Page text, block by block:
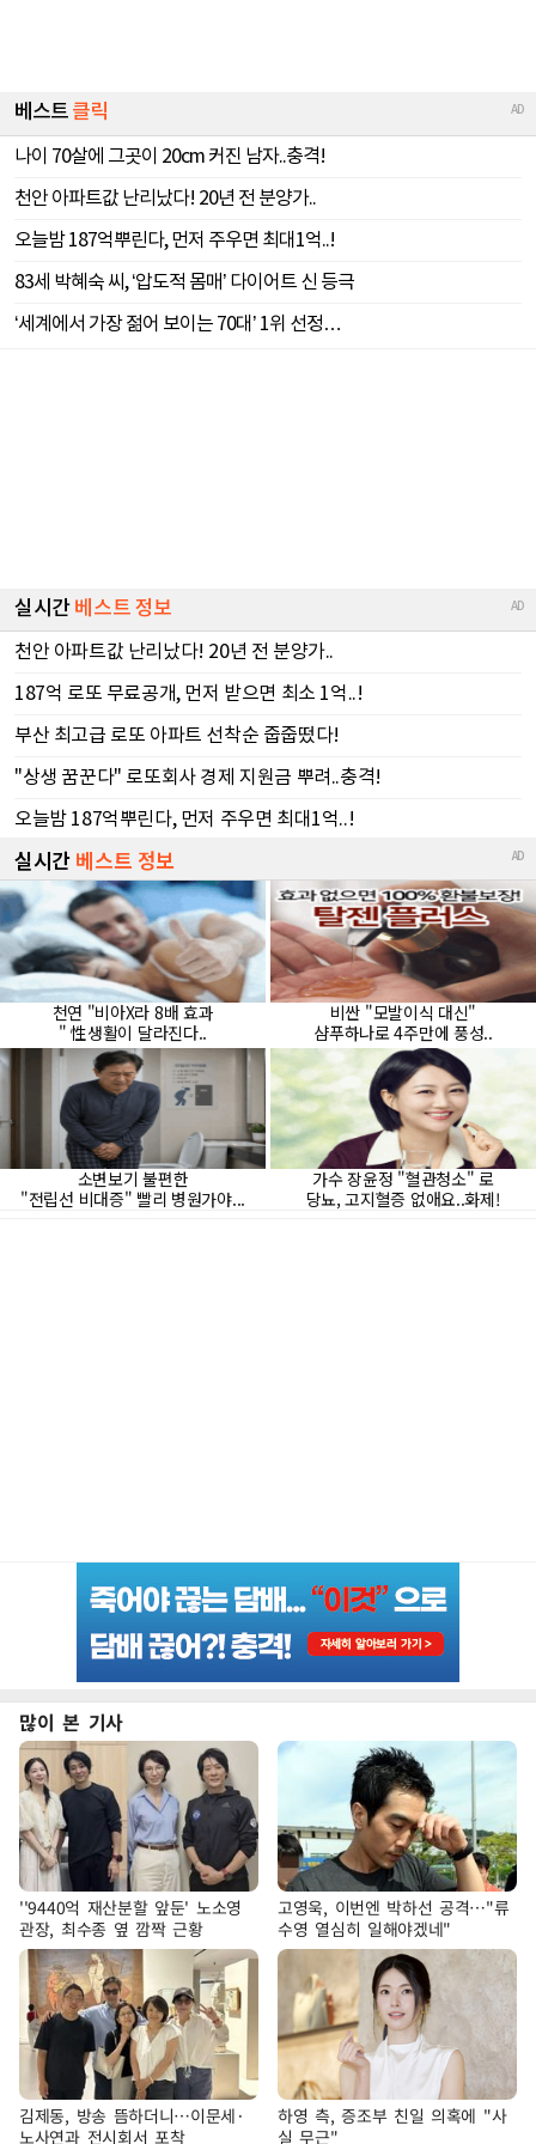
많이 본 기사
''9440억 재산분할 앞둔' 노소영
관장, 최수종 옆 깜짝 근황
고영욱, 이번엔 박하선 공격…"류
수영 열심히 일해야겠네"
김제동, 방송 뜸하더니…이문세·
노사연과 전시회서 포착
하영 측, 증조부 친일 의혹에 "사
실 무근"